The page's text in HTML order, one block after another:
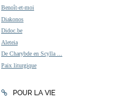
Benoît-et-moi
Diakonos
Didoc.be
Aleteia
De Charybde en Scylla ...
Paix liturgique
POUR LA VIE